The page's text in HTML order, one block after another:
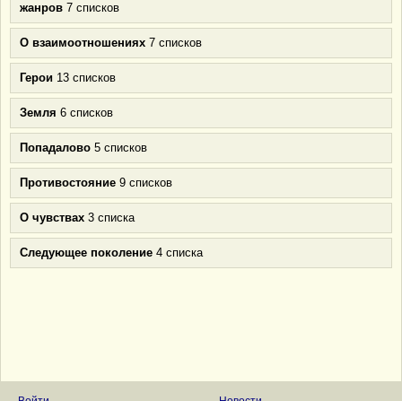
жанров 7 списков
О взаимоотношениях 7 списков
Герои 13 списков
Земля 6 списков
Попадалово 5 списков
Противостояние 9 списков
О чувствах 3 списка
Следующее поколение 4 списка